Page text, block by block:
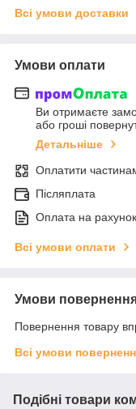
Всі умови доставки
Умови оплати
Ви отримаєте
або гроші
Детальніше
Оплатити
Післяплата
Оплата на рахунок
Всі умови оплати
Умови
Повернення товару
Всі умови
Подібні товари